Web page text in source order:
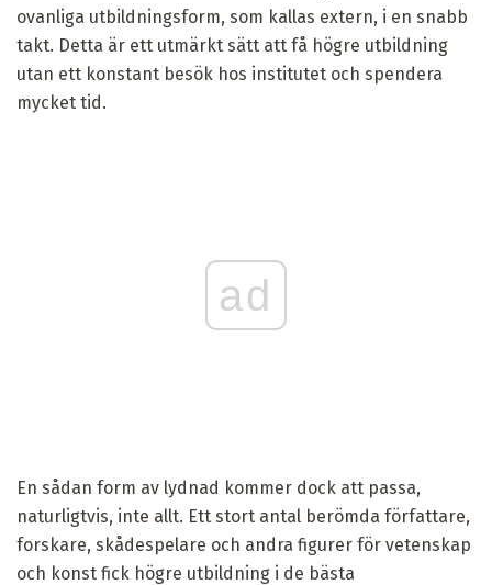
ovanliga utbildningsform, som kallas extern, i en snabb
takt. Detta är ett utmärkt sätt att få högre utbildning
utan ett konstant besök hos institutet och spendera
mycket tid.
ad
En sådan form av lydnad kommer dock att passa,
naturligtvis, inte allt. Ett stort antal berömda författare,
forskare, skådespelare och andra figurer för vetenskap
och konst fick högre utbildning i de bästa